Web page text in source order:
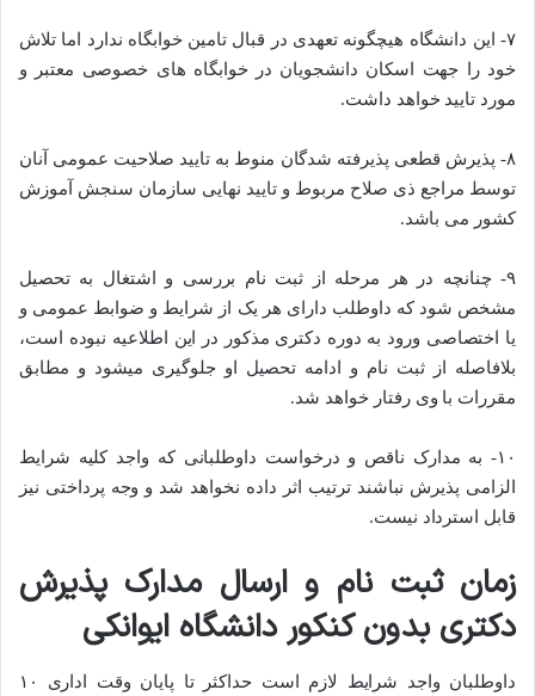
۷- این دانشگاه هیچگونه تعهدی در قبال تامین خوابگاه ندارد اما تلاش
خود را جهت اسکان دانشجویان در خوابگاه های خصوصی معتبر و
مورد تایید خواهد داشت.
۸- پذیرش قطعی پذیرفته شدگان منوط به تایید صلاحیت عمومی آنان
توسط مراجع ذی صلاح مربوط و تایید نهایی سازمان سنجش آموزش
کشور می باشد.
۹- چنانچه در هر مرحله از ثبت نام بررسی و اشتغال به تحصیل
مشخص شود که داوطلب دارای هر یک از شرایط و ضوابط عمومی و
یا اختصاصی ورود به دوره دکتری مذکور در این اطلاعیه نبوده است،
بلافاصله از ثبت نام و ادامه تحصیل او جلوگیری میشود و مطابق
مقررات با وی رفتار خواهد شد.
۱۰- به مدارک ناقص و درخواست داوطلبانی که واجد کلیه شرایط
الزامی پذیرش نباشند ترتیب اثر داده نخواهد شد و وجه پرداختی نیز
قابل استرداد نیست.
زمان ثبت نام و ارسال مدارک پذیرش
دکتری بدون کنکور دانشگاه ایوانکی
داوطلبان واجد شرایط لازم است حداکثر تا پایان وقت اداری ۱۰